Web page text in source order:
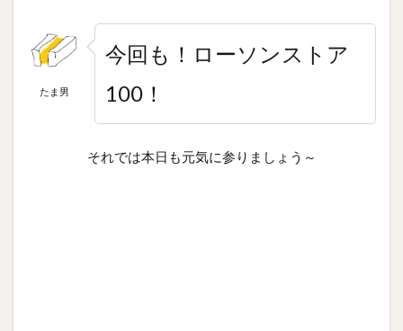
たま男
今回も！ローソンストア
100！
それでは本日も元気に参りましょう～